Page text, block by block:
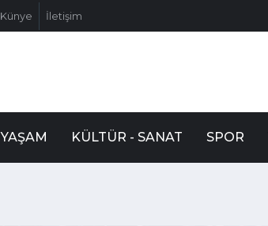
Künye İletişim
YAŞAM KÜLTÜR - SANAT SPOR